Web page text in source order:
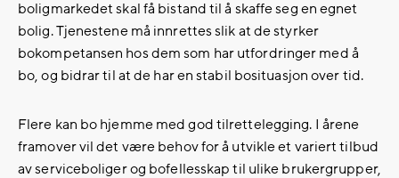
boligmarkedet skal få bistand til å skaffe seg en egnet
bolig. Tjenestene må innrettes slik at de styrker
bokompetansen hos dem som har utfordringer med å
bo, og bidrar til at de har en stabil bosituasjon over tid.
Flere kan bo hjemme med god tilrettelegging. I årene
framover vil det være behov for å utvikle et variert tilbud
av serviceboliger og bofellesskap til ulike brukergrupper,